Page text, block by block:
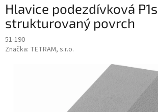
Hlavice podezdívková
strukturovaný povrch
51-190
Značka: TETRAM, s.r.o.